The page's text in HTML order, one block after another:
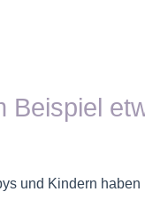
Beispiel
und Kindern haben